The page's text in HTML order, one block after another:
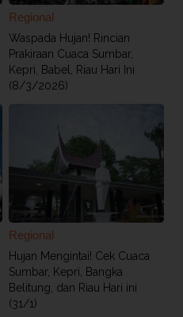
Regional
Waspada Hujan! Rincian
Prakiraan Cuaca Sumbar,
Kepri, Babel, Riau Hari Ini
(8/3/2026)
Regional
Hujan Mengintai! Cek Cuaca
Sumbar, Kepri, Bangka
Belitung, dan Riau Hari ini
(31/1)